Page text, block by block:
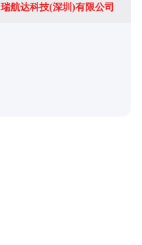
瑞航达科技(深圳)有限公司